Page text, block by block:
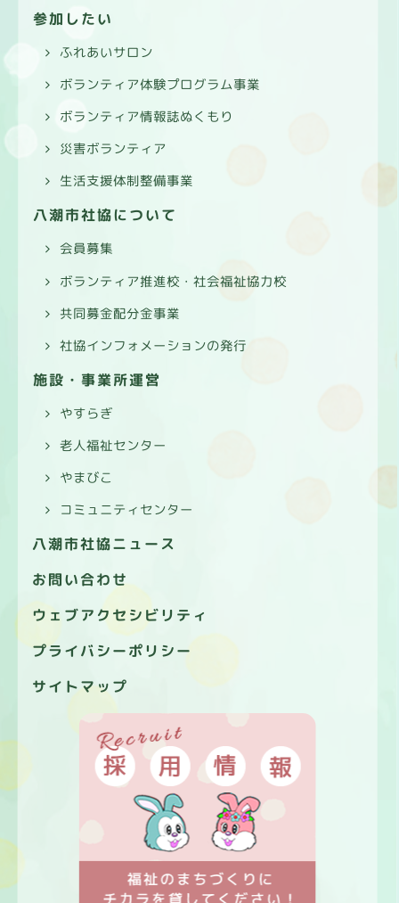
参加したい
ふれあいサロン
ボランティア体験プログラム事業
ボランティア情報誌ぬくもり
災害ボランティア
生活支援体制整備事業
八潮市社協について
会員募集
ボランティア推進校・社会福祉協力校
共同募金配分金事業
社協インフォメーションの発行
施設・事業所運営
やすらぎ
老人福祉センター
やまびこ
コミュニティセンター
八潮市社協ニュース
お問い合わせ
ウェブアクセシビリティ
プライバシーポリシー
サイトマップ